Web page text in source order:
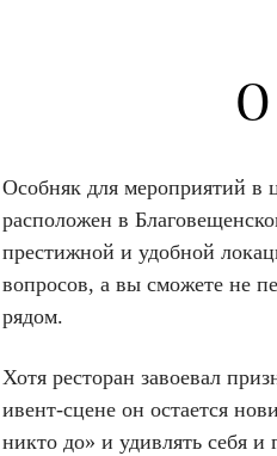
О
Особняк для мероприятий в
расположен в
престижной и удобной
вопросов, а вы сможете не
рядом.
Хотя ресторан завоевал
ивент-сцене он остается
никто до» и удивлять себя